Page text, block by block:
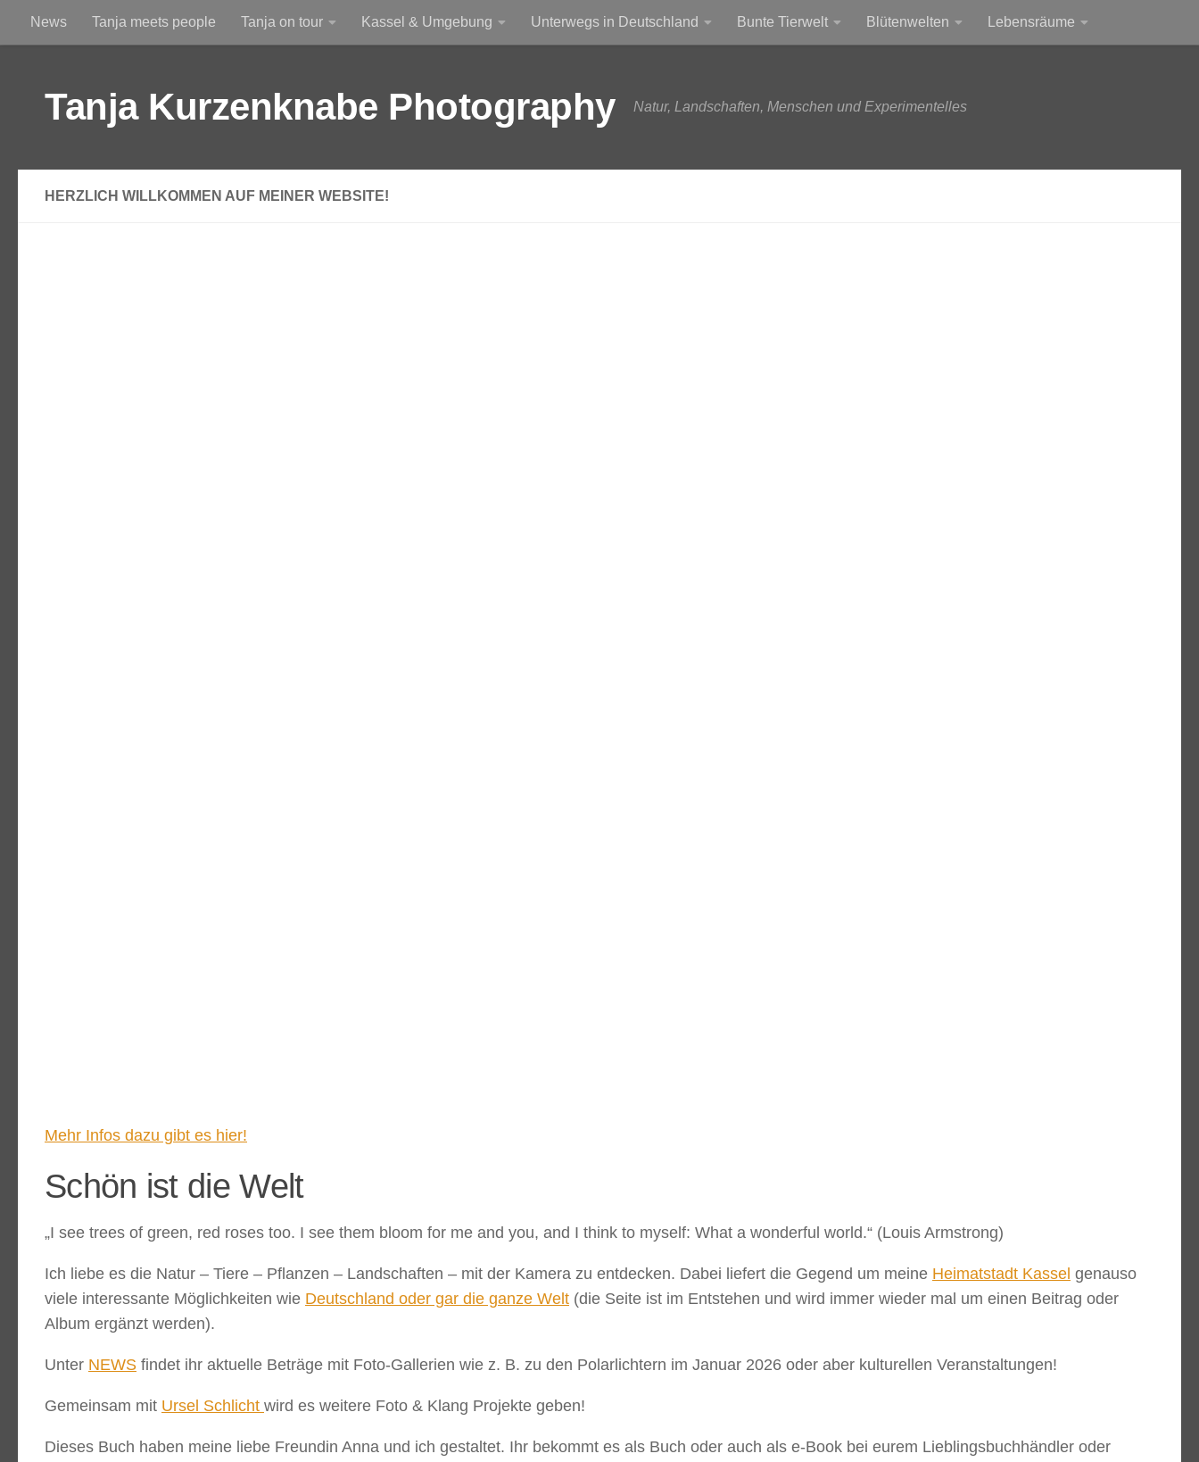
Zum Inhalt springen
News Tanja meets people Tanja on tour Kassel & Umgebung Unterwegs in Deutschland Bunte Tierwelt Blütenwelten Lebensräume
Tanja Kurzenknabe Photography Natur, Landschaften, Menschen und Experimentelles
HERZLICH WILLKOMMEN AUF MEINER WEBSITE!
Mehr Infos dazu gibt es hier!
Schön ist die Welt
„I see trees of green, red roses too. I see them bloom for me and you, and I think to myself: What a wonderful world.“ (Louis Armstrong)
Ich liebe es die Natur – Tiere – Pflanzen – Landschaften – mit der Kamera zu entdecken. Dabei liefert die Gegend um meine Heimatstadt Kassel genauso
viele interessante Möglichkeiten wie Deutschland oder gar die ganze Welt (die Seite ist im Entstehen und wird immer wieder mal um einen Beitrag oder
Album ergänzt werden).
Unter NEWS findet ihr aktuelle Beträge mit Foto-Gallerien wie z. B. zu den Polarlichtern im Januar 2026 oder aber kulturellen Veranstaltungen!
Gemeinsam mit Ursel Schlicht wird es weitere Foto & Klang Projekte geben!
Dieses Buch haben meine liebe Freundin Anna und ich gestaltet. Ihr bekommt es als Buch oder auch als e-Book bei eurem Lieblingsbuchhändler oder